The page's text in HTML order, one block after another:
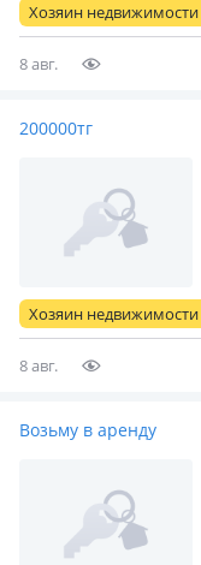
Хозяин недвижимости
8 авг.
200000тг
Хозяин недвижимости
8 авг.
Возьму в аренду